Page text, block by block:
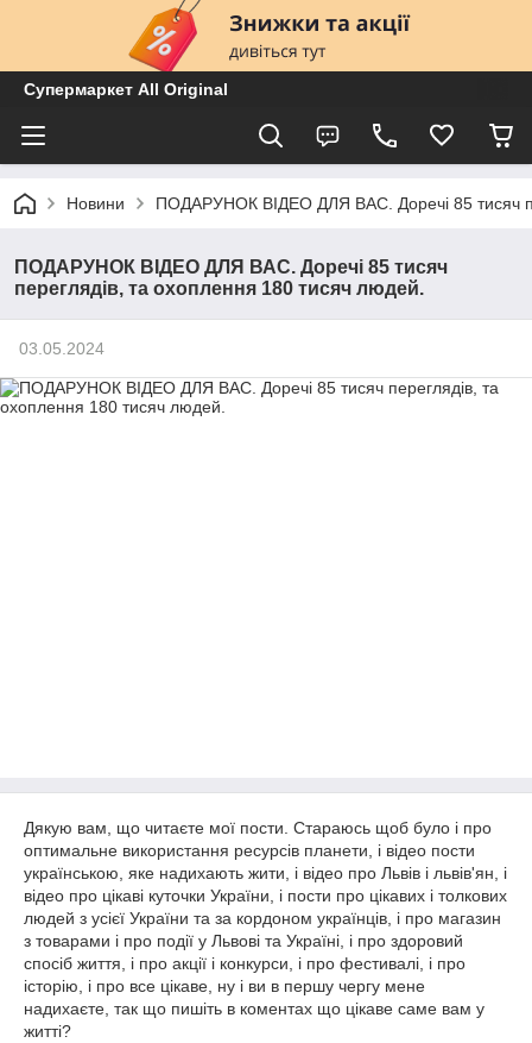
Супермаркет All Original
Новини ПОДАРУНОК ВІДЕО ДЛЯ ВАС. Доречі 85 тисяч
ПОДАРУНОК ВІДЕО ДЛЯ ВАС. Доречі 85 тисяч
переглядів, та охоплення 180 тисяч людей.
03.05.2024
Дякую вам, що читаєте мої пости. Стараюсь щоб було і про
оптимальне використання ресурсів планети, і відео пости
українською, яке надихають жити, і відео про Львів і львів'ян, і
відео про цікаві куточки України, і пости про цікавих і толкових
людей з усієї України та за кордоном українців, і про магазин
з товарами і про події у Львові та Україні, і про здоровий
спосіб життя, і про акції і конкурси, і про фестивалі, і про
історію, і про все цікаве, ну і ви в першу чергу мене
надихаєте, так що пишіть в коментах що цікаве саме вам у
житті?